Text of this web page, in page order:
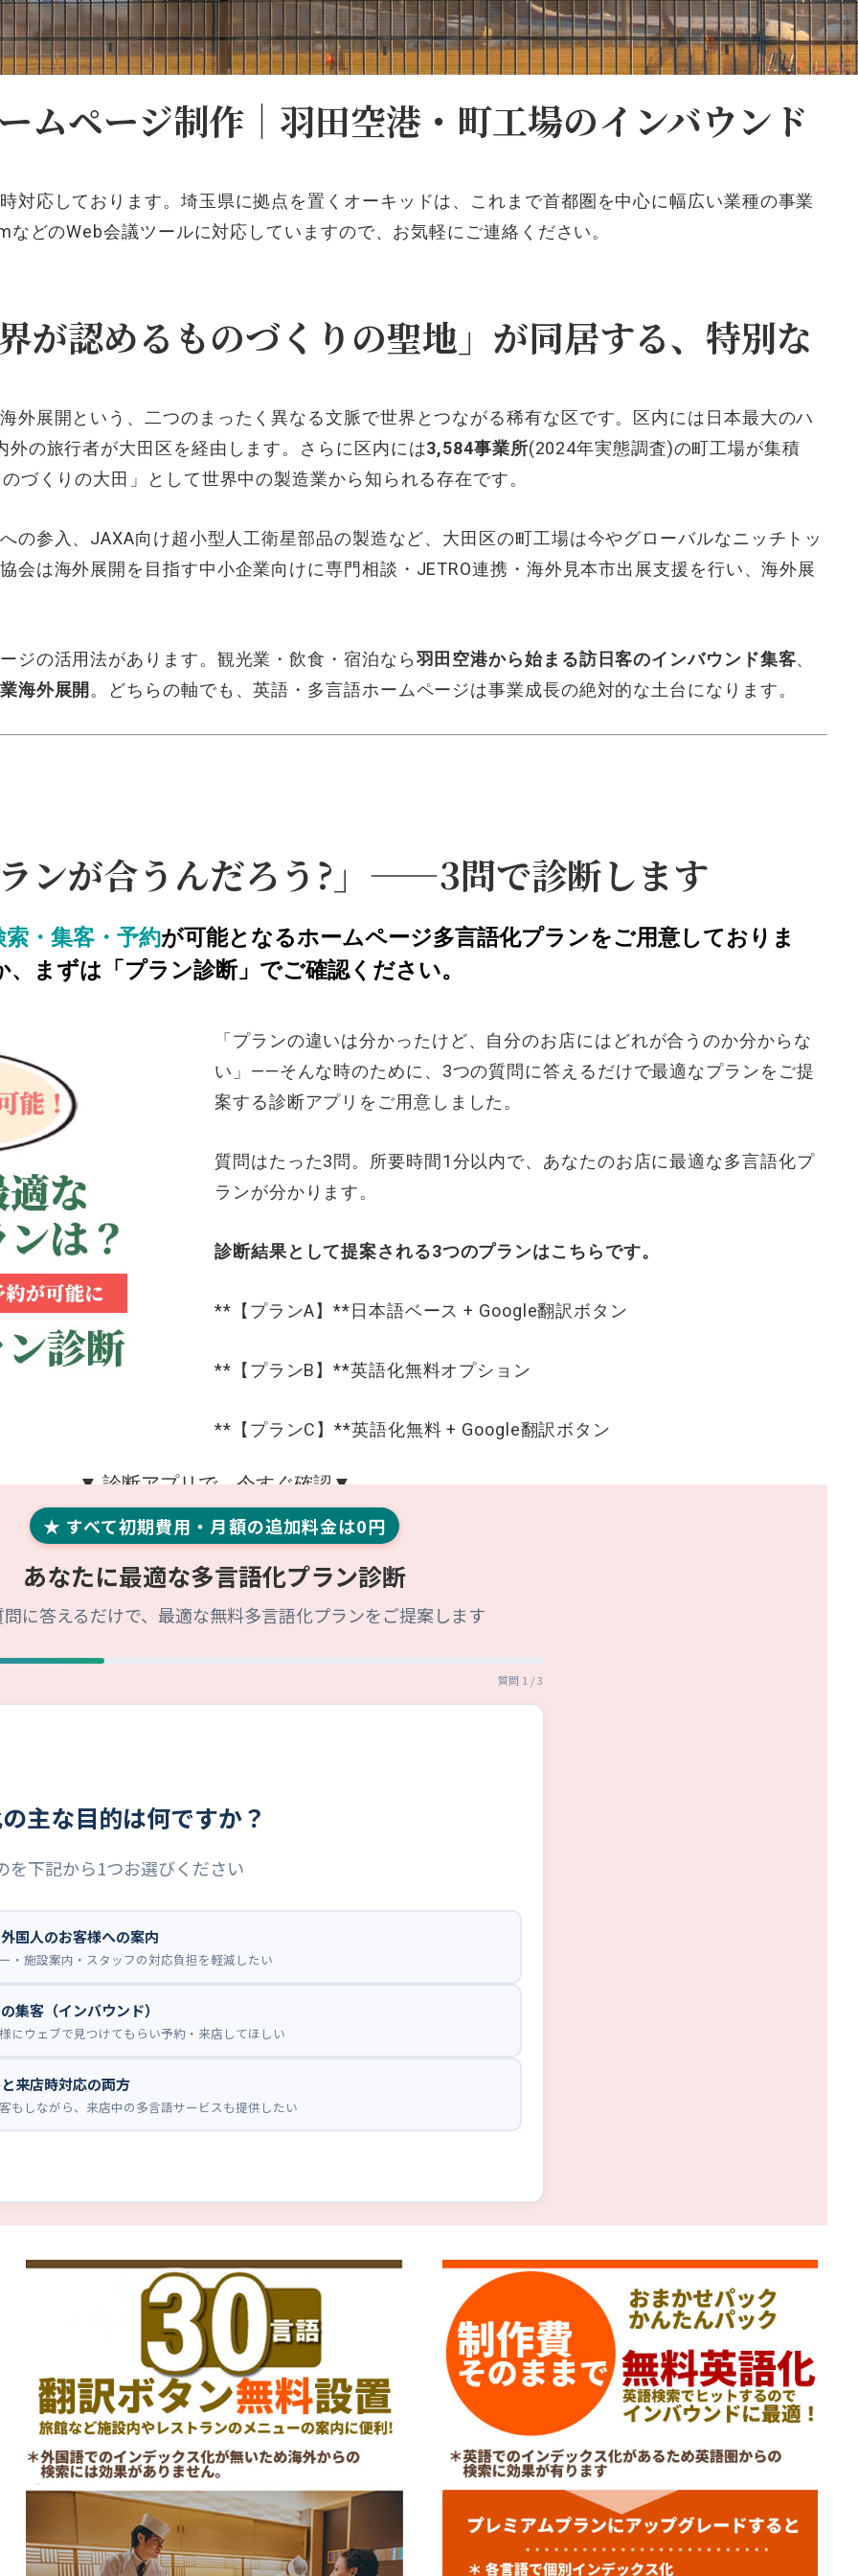
ムページ制作｜羽田空港・町工場のインバウンド
対応しております。埼玉県に拠点を置くオーキッドは、これ まで首都圏を中心に幅広い業種の事業
などのWeb会議ツールに対応していますので、お気軽にご連絡ください。
が認めるものづくりの聖地」が同居する、特別な
外展開と いう、二つのまったく異なる文脈で世界とつながる稀有な区です。 区内には日本最大のハ
外の旅行者が大田区を経由します。さらに区内には3,584事業所(2024年実態調査)の町工場が集積
づくりの大田」と して世界中の製造業から知られる存在です。
の参入、JAXA向け超小型人 工衛星部品の製造など、大田区の町工場は今やグローバルなニッチ トッ
会は海外展開を 目指す中小企業向けに専門相談・JETRO連携・海外見本市出展支援を行い、海外展
ジの活用法があり ます。観光業・飲食・宿泊なら羽田空港から始まる訪日客のインバウンド集客、
海外展開 。どちらの軸でも、英語・多言語ホームページは事業成長の絶対的な土台になります。
ンが合うんだろう?」——3問で診断します
索・集客・予約が可能となるホームページ多言語化プランをご用意しておりま
まずは「プラン診断」でご確認ください。
「プランの違いは分かったけど、自分のお店にはどれが合うのか分からな
い」——そんな時のために、3つの質問に答えるだけで最適なプランをご提
案する診断アプリをご用意しました。
質問はたった3問。所要時間1分以内で、あなたのお店に最適な多言語化プ
ランが分かります。
診断結果として提案される3つのプランはこちらです。
**【プランA】**日本語ベース + Google翻訳ボタン
**【プランB】**英語化無料オプション
**【プランC】**英語化無料 + Google翻訳ボタン
▼ 診断アプリで、今すぐ確認▼
★ すべて初期費用・月額の追加料金は0円
あなたに最適な多言語化プラン診断
に答えるだけで、最適な無料多言語化プランをご提案します
質問 1 / 3
主な目的は何ですか？
を下記から1つお選びください
国人のお客様への案内
・施設案内・スタッフの対応負担を軽減したい
集客（インバウンド）
にウェブで見つけてもらい予約・来店してほしい
来店時対応の両方
もしながら、来店中の多言語サービスも提供したい